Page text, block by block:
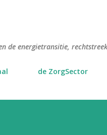
de energietransitie,
de ZorgSector